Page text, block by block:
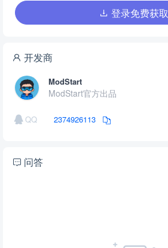
登录免费获取
开发商
ModStart
ModStart官方出品
QQ 2374926113
问答